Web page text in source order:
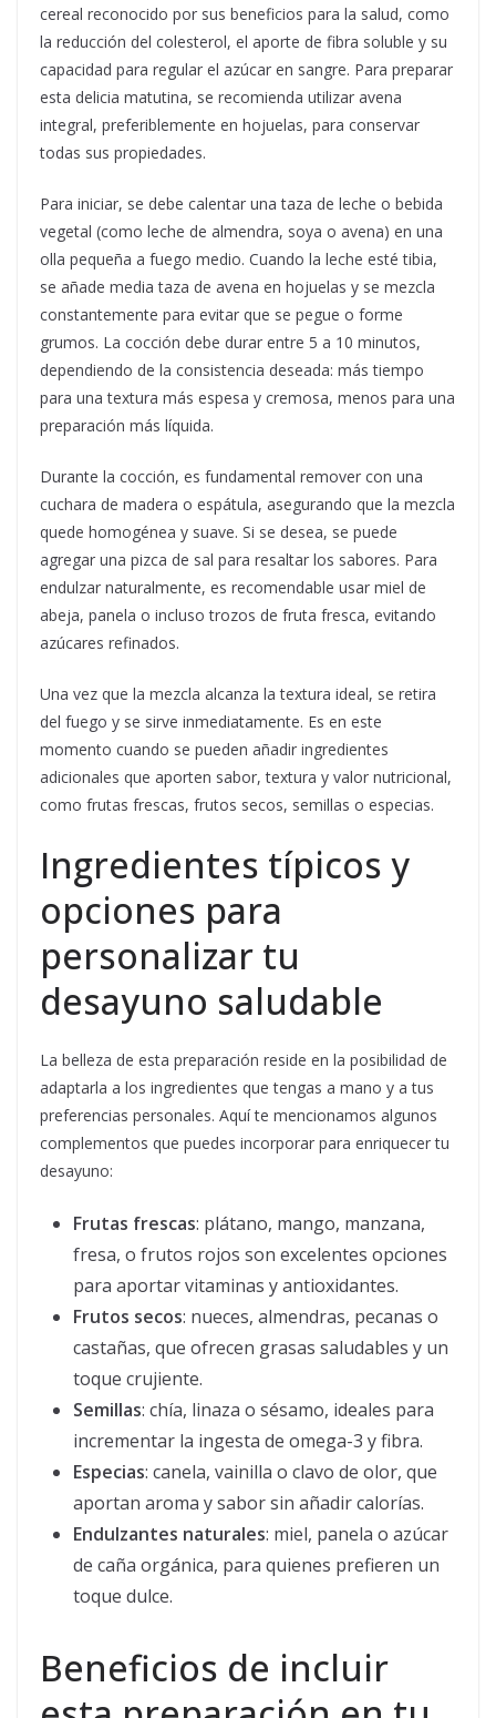
cereal reconocido por sus beneficios para la salud, como
la reducción del colesterol, el aporte de fibra soluble y su
capacidad para regular el azúcar en sangre. Para preparar
esta delicia matutina, se recomienda utilizar avena
integral, preferiblemente en hojuelas, para conservar
todas sus propiedades.
Para iniciar, se debe calentar una taza de leche o bebida
vegetal (como leche de almendra, soya o avena) en una
olla pequeña a fuego medio. Cuando la leche esté tibia,
se añade media taza de avena en hojuelas y se mezcla
constantemente para evitar que se pegue o forme
grumos. La cocción debe durar entre 5 a 10 minutos,
dependiendo de la consistencia deseada: más tiempo
para una textura más espesa y cremosa, menos para una
preparación más líquida.
Durante la cocción, es fundamental remover con una
cuchara de madera o espátula, asegurando que la mezcla
quede homogénea y suave. Si se desea, se puede
agregar una pizca de sal para resaltar los sabores. Para
endulzar naturalmente, es recomendable usar miel de
abeja, panela o incluso trozos de fruta fresca, evitando
azúcares refinados.
Una vez que la mezcla alcanza la textura ideal, se retira
del fuego y se sirve inmediatamente. Es en este
momento cuando se pueden añadir ingredientes
adicionales que aporten sabor, textura y valor nutricional,
como frutas frescas, frutos secos, semillas o especias.
Ingredientes típicos y
opciones para
personalizar tu
desayuno saludable
La belleza de esta preparación reside en la posibilidad de
adaptarla a los ingredientes que tengas a mano y a tus
preferencias personales. Aquí te mencionamos algunos
complementos que puedes incorporar para enriquecer tu
desayuno:
Frutas frescas: plátano, mango, manzana,
fresa, o frutos rojos son excelentes opciones
para aportar vitaminas y antioxidantes.
Frutos secos: nueces, almendras, pecanas o
castañas, que ofrecen grasas saludables y un
toque crujiente.
Semillas: chía, linaza o sésamo, ideales para
incrementar la ingesta de omega-3 y fibra.
Especias: canela, vainilla o clavo de olor, que
aportan aroma y sabor sin añadir calorías.
Endulzantes naturales: miel, panela o azúcar
de caña orgánica, para quienes prefieren un
toque dulce.
Beneficios de incluir